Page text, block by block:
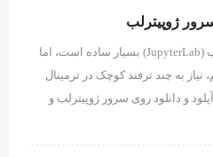
ژوپیترلب
مدیریت فایل‌ها در محیط ژوپیترلب (JupyterLab) بسیار ساده است، اما
نیاز به چند ترفند کوچک در ترمینال
و دانلود روی سرور ژوپیترلب و